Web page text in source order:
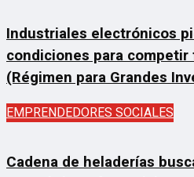
Industriales electrónicos
condiciones para competir
(Régimen para Grandes
EMPRENDEDORES SOCIALES
Cadena de heladerías